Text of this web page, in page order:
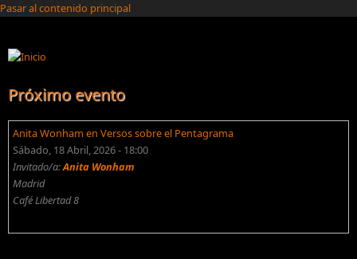
Pasar al contenido principal
Próximo evento
Anita Wonham en Versos sobre el Pentagrama
Sábado, 18 Abril, 2026 - 18:00
Invitado/a:Anita Wonham
Madrid
Café Libertad 8